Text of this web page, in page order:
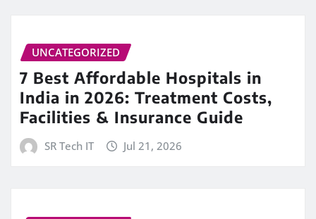
UNCATEGORIZED
7 Best Affordable Hospitals in
India in 2026: Treatment Costs,
Facilities & Insurance Guide
SR Tech IT Jul 21, 2026